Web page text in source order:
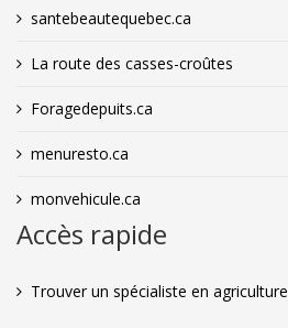
santebeautequebec.ca
La route des casses-croûtes
Foragedepuits.ca
menuresto.ca
monvehicule.ca
Accès rapide
Trouver un spécialiste en agriculture